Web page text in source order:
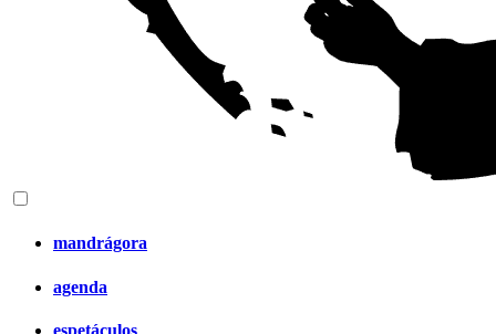
mandrágora
agenda
espetáculos